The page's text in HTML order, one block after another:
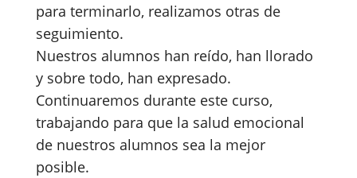
para terminarlo, realizamos otras de
seguimiento.
Nuestros alumnos han reído, han llorado
y sobre todo, han expresado.
Continuaremos durante este curso,
trabajando para que la salud emocional
de nuestros alumnos sea la mejor
posible.